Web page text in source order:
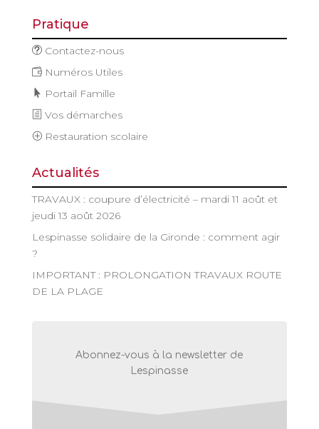
Pratique
Contactez-nous
Numéros Utiles
Portail Famille
Vos démarches
Restauration scolaire
Actualités
TRAVAUX : coupure d’électricité – mardi 11 août et
jeudi 13 août 2026
Lespinasse solidaire de la Gironde : comment agir
?
IMPORTANT : PROLONGATION TRAVAUX ROUTE
DE LA PLAGE
Abonnez-vous à la newsletter de
Lespinasse